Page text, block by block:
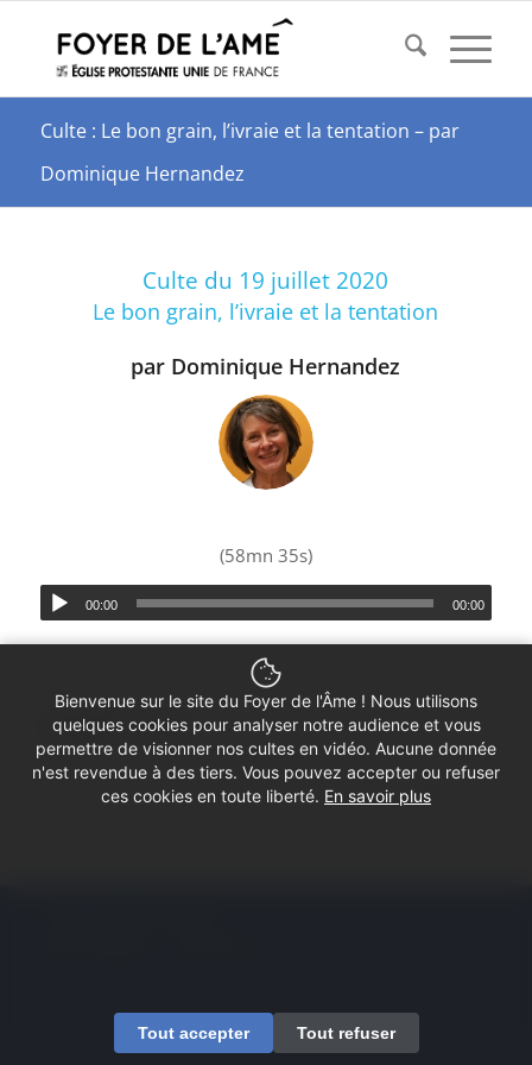
Culte : Le bon grain, l’ivraie et la tentation – par
Dominique Hernandez
Culte du 19 juillet 2020
Le bon grain, l’ivraie et la tentation
par Dominique Hernandez
(58mn 35s)
00:00 00:00
Partager ce culte
Bienvenue sur le site du Foyer de l'Âme ! Nous utilisons
quelques cookies pour analyser notre audience et vous
permettre de visionner nos cultes en vidéo. Aucune donnée
n'est revendue à des tiers. Vous pouvez accepter ou refuser
ces cookies en toute liberté. En savoir plus
Tout accepter Tout refuser